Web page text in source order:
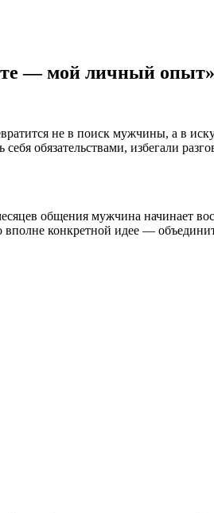
— мой личный опыт»
не в поиск мужчины, а в
обязательствами, избегали
общения мужчина начинает
конкретной идее —